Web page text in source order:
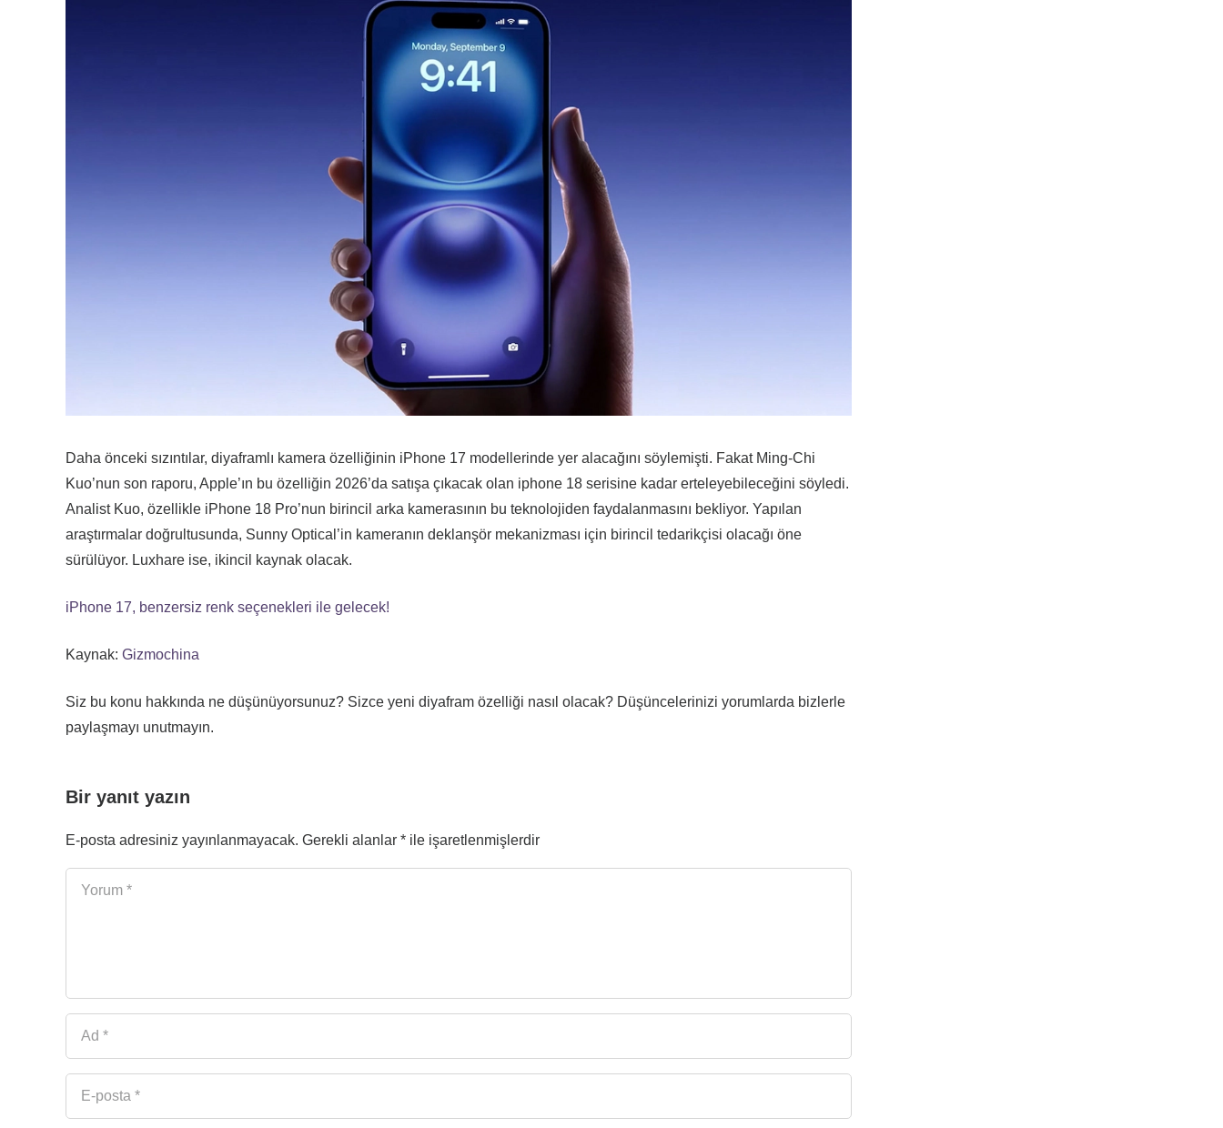
Daha önceki sızıntılar, diyaframlı kamera özelliğinin iPhone 17 modellerinde yer alacağını söylemişti. Fakat Ming-Chi
Kuo’nun son raporu, Apple’ın bu özelliğin 2026’da satışa çıkacak olan iphone 18 serisine kadar erteleyebileceğini söyledi.
Analist Kuo, özellikle iPhone 18 Pro’nun birincil arka kamerasının bu teknolojiden faydalanmasını bekliyor. Yapılan
araştırmalar doğrultusunda, Sunny Optical’in kameranın deklanşör mekanizması için birincil tedarikçisi olacağı öne
sürülüyor. Luxhare ise, ikincil kaynak olacak.
iPhone 17, benzersiz renk seçenekleri ile gelecek!
Kaynak: Gizmochina
Siz bu konu hakkında ne düşünüyorsunuz? Sizce yeni diyafram özelliği nasıl olacak? Düşüncelerinizi yorumlarda bizlerle
paylaşmayı unutmayın.
Bir yanıt yazın
E-posta adresiniz yayınlanmayacak. Gerekli alanlar * ile işaretlenmişlerdir